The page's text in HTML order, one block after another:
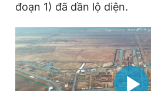
Giấy phép xuất bản số 110/GP -
chép dưới mọi hình thức nếu không
bản. Phát triển bởi ePi Technologies,
đoạn 1) đã dần lộ diện.